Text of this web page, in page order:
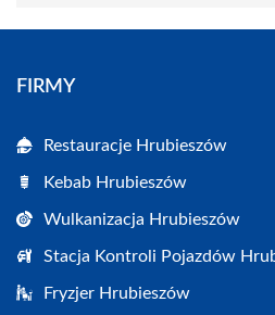
FIRMY
Restauracje Hrubieszów
Kebab Hrubieszów
Wulkanizacja Hrubieszów
Stacja Kontroli Pojazdów
Fryzjer Hrubieszów